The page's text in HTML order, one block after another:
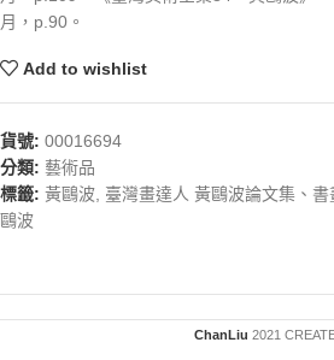
月，p.90。
Add to wishlist
貨號: 00016694
分類: 藝術品
標籤: 黃鷗波 臺灣畫達人 黃鷗波論文集、書
鷗波
ChanLiu 2021